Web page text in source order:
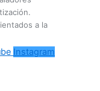
a la
Instagram